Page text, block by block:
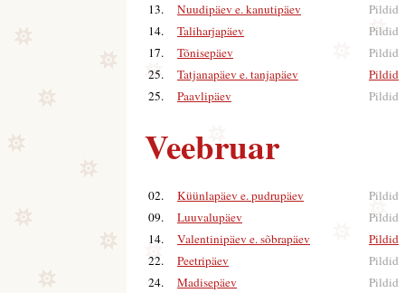
13.
Nuudipäev e. kanutipäev
Pildid
14.
Taliharjapäev
Pildid
17.
Tõnisepäev
Pildid
25.
Tatjanapäev e. tanjapäev Pildid
25.
Paavlipäev Pildid
Veebruar
02. Küünlapäev e. pudrupäev
Pildid
09.
Luuvalupäev
Pildid
14.
Valentinipäev e. sõbrapäev Pildid
22.
Peetripäev
Pildid
24.
Madisepäev Pildid